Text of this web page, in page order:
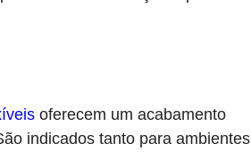
oferecem um acabamento
indicados tanto para ambientes